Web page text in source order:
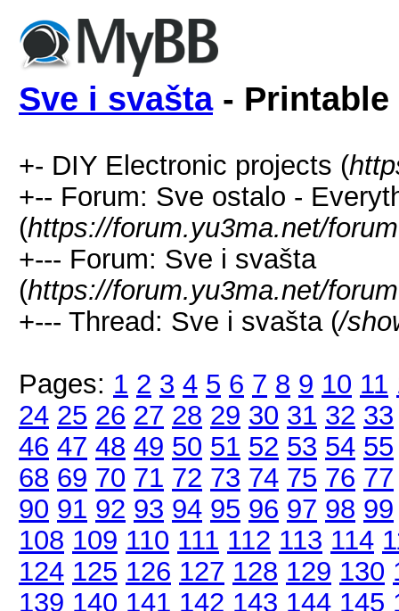
Sve i svašta- Printable
+- DIY Electronic projects (
+-- Forum: Sve ostalo -
(https://forum.yu3ma.net/
+--- Forum: Sve i svašta
(https://forum.yu3ma.net/
+--- Thread: Sve i svašta (/
Pages: 1 2 3 4 5 6 7 8 9 10 11
24 25 26 27 28 29 30 31 32 33
46 47 48 49 50 51 52 53 54 55
68 69 70 71 72 73 74 75 76 77
90 91 92 93 94 95 96 97 98 99
108 109 110 111 112 113 114
124 125 126 127 128 129 130
139 140 141 142 143 144 145